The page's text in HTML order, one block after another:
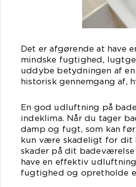
Det er afgørende at have
mindske fugtighed,
uddybe betydningen af
historisk gennemgang af,
En god udluftning på
indeklima. Når du tager
damp og fugt, som kan
kun være skadeligt for dit
skader på dit
have en effektiv
fugtighed og opretholde